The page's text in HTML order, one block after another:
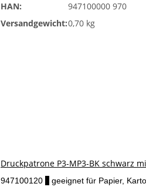
HAN:
947100000 970
Versandgewicht:0,70 kg
Druckpatrone P3-MP3-BK schwarz
947100120 geeignet für Papier,